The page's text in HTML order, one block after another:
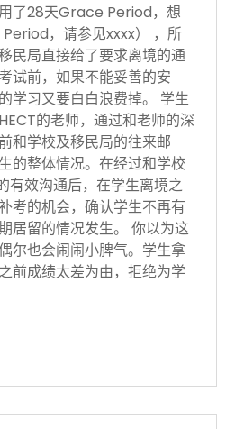
了28天Grace Period，想
，请参见xxxx） ，所
民局直接给了要求离境的通
试前，如果不能妥善的安
学习又要白白浪费掉。 学生
的老师，通过和老师的深
和学校及移民局的往来邮
的整体情况。在经过和学校
效沟通后，在学生离境之
考的机会，确认学生不再有
居留的情况发生。 你以为这
尔也会闹闹小脾气。学生拿
前成绩太差为由，拒绝为学